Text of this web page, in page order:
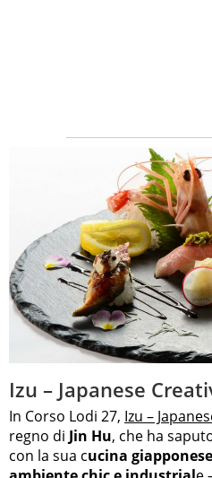
Izu – Japanese
In Corso Lodi 27, Izu –
regno di Jin Hu, che ha
con la sua cucina